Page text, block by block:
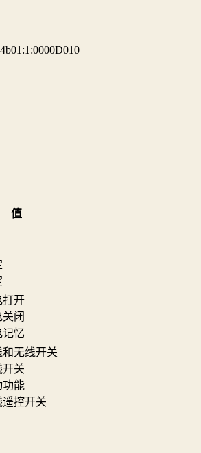
值
打开
关闭
记忆
和无线开关
开关
功能
遥控开关